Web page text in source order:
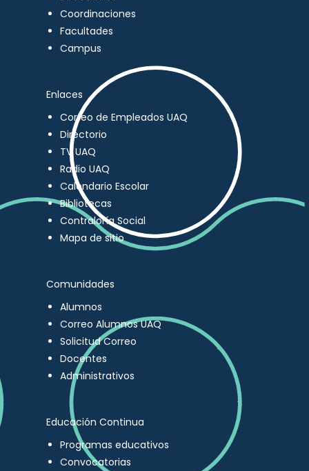
Coordinaciones
Facultades
Campus
Enlaces
Correo de Empleados UAQ
Directorio
TV UAQ
Radio UAQ
Calendario Escolar
Bibliotecas
Contraloría Social
Mapa de sitio
Comunidades
Alumnos
Correo Alumnos UAQ
Solicitud Correo
Docentes
Administrativos
Educación Continua
Programas educativos
Convocatorias